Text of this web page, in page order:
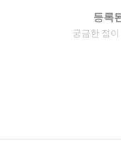
등록
궁금한 점